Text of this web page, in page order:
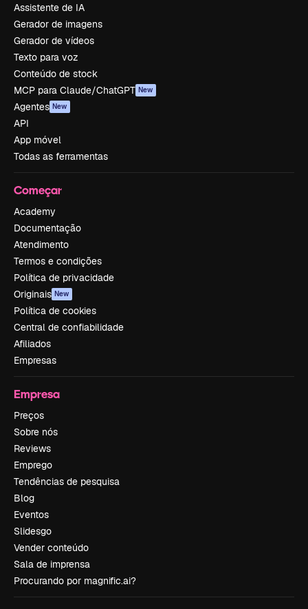
Assistente de IA
Gerador de imagens
Gerador de vídeos
Texto para voz
Conteúdo de stock
MCP para Claude/ChatGPT New
Agentes New
API
App móvel
Todas as ferramentas
Começar
Academy
Documentação
Atendimento
Termos e condições
Política de privacidade
Originais New
Política de cookies
Central de confiabilidade
Afiliados
Empresas
Empresa
Preços
Sobre nós
Reviews
Emprego
Tendências de pesquisa
Blog
Eventos
Slidesgo
Vender conteúdo
Sala de imprensa
Procurando por magnific.ai?